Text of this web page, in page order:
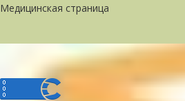
Медицинская страница